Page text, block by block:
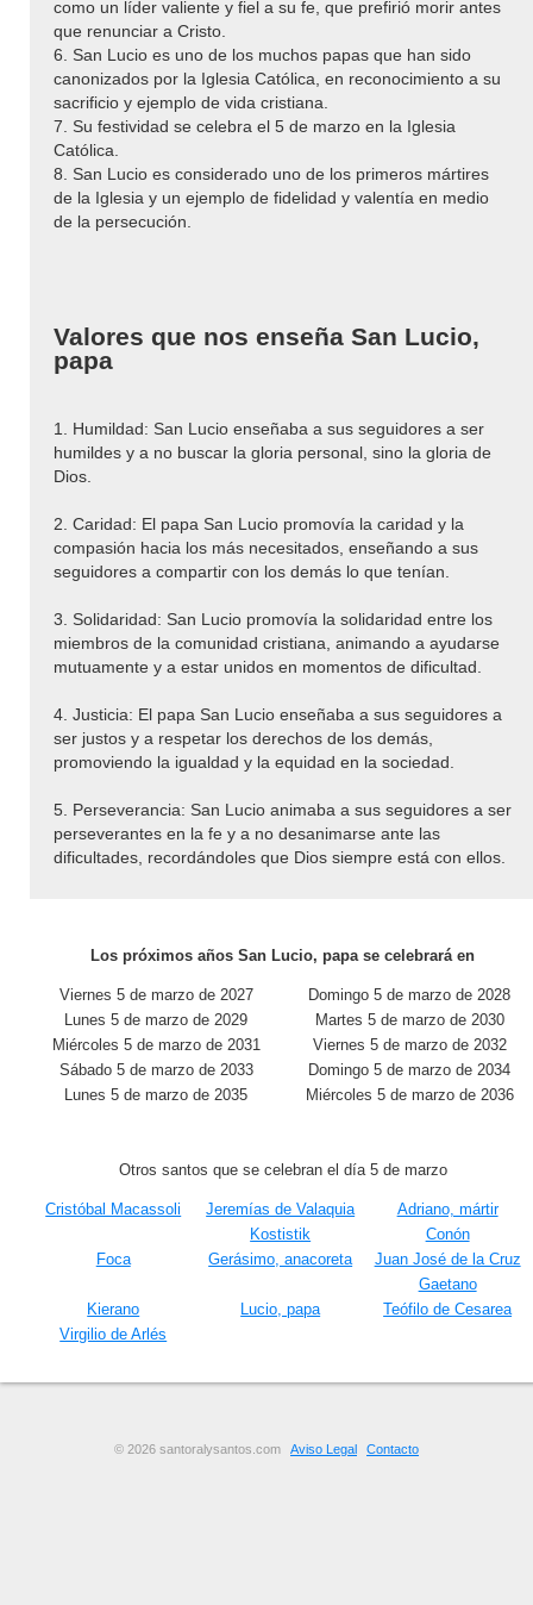
como un líder valiente y fiel a su fe, que prefirió morir antes
que renunciar a Cristo.
6. San Lucio es uno de los muchos papas que han sido
canonizados por la Iglesia Católica, en reconocimiento a su
sacrificio y ejemplo de vida cristiana.
7. Su festividad se celebra el 5 de marzo en la Iglesia
Católica.
8. San Lucio es considerado uno de los primeros mártires
de la Iglesia y un ejemplo de fidelidad y valentía en medio
de la persecución.
Valores que nos enseña San Lucio,
papa
1. Humildad: San Lucio enseñaba a sus seguidores a ser
humildes y a no buscar la gloria personal, sino la gloria de
Dios.
2. Caridad: El papa San Lucio promovía la caridad y la
compasión hacia los más necesitados, enseñando a sus
seguidores a compartir con los demás lo que tenían.
3. Solidaridad: San Lucio promovía la solidaridad entre los
miembros de la comunidad cristiana, animando a ayudarse
mutuamente y a estar unidos en momentos de dificultad.
4. Justicia: El papa San Lucio enseñaba a sus seguidores a
ser justos y a respetar los derechos de los demás,
promoviendo la igualdad y la equidad en la sociedad.
5. Perseverancia: San Lucio animaba a sus seguidores a ser
perseverantes en la fe y a no desanimarse ante las
dificultades, recordándoles que Dios siempre está con ellos.
Los próximos años San Lucio, papa se celebrará en
Viernes 5 de marzo de 2027
Domingo 5 de marzo de 2028
Lunes 5 de marzo de 2029
Martes 5 de marzo de 2030
Miércoles 5 de marzo de 2031
Viernes 5 de marzo de 2032
Sábado 5 de marzo de 2033
Domingo 5 de marzo de 2034
Lunes 5 de marzo de 2035
Miércoles 5 de marzo de 2036
Otros santos que se celebran el día 5 de marzo
Cristóbal Macassoli
Jeremías de Valaquia
Kostistik
Adriano, mártir
Conón
Foca
Gerásimo, anacoreta
Juan José de la Cruz
Gaetano
Kierano
Lucio, papa
Teófilo de Cesarea
Virgilio de Arlés
© 2026 santoralysantos.com Aviso Legal Contacto